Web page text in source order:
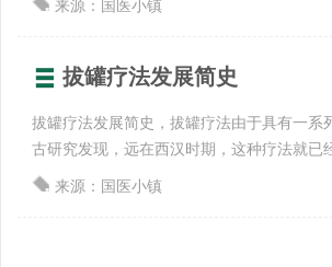
来源：国医小镇
拔罐疗法发展简史
拔罐疗法发展简史，拔罐疗法由于具有一系
古研究发现，远在西汉时期，这种疗法就已
来源：国医小镇